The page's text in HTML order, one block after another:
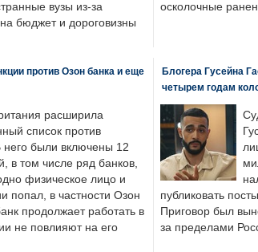
вузы из-за
бюджет и дороговизны
осколочные
против Озон банка и еще
расширила
список против
него были включены 12
в том числе ряд банков,
физическое лицо и
попал, в частности Озон
продолжает работать в
не повлияют на его
Блогера Гусейна
четырем годам
публиковать
Приговор был
за пределами